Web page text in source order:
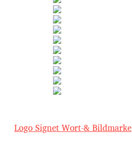
Logo Signet Wort-& Bildmarke